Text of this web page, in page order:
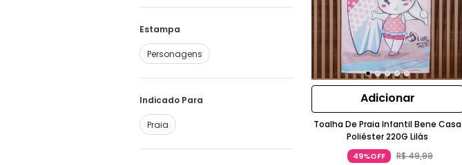
Estampa
Personagens
Indicado Para
Praia
Adicionar
Toalha De Praia Infantil Bene Casa
Poliéster 220G Lilás
49%OFF R$49,99